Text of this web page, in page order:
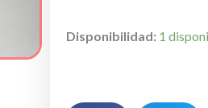
XE500C13
16GB
Disponibilidad: 1